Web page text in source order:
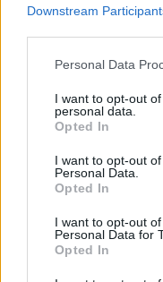
Downstream
Personal Data
I want to opt-out
personal data.
Opted In
I want to opt-out
Personal Data.
Opted In
I want to opt-out
Personal Data for
Opted In
ALTRE NOTIZIE DI